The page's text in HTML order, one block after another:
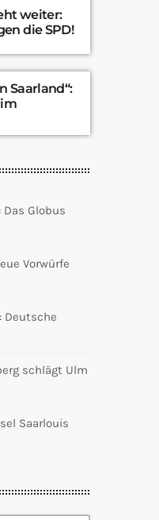
weiter:
die SPD!
Saarland“:
Globus
Vorwürfe
Deutsche
schlägt Ulm
Saarlouis